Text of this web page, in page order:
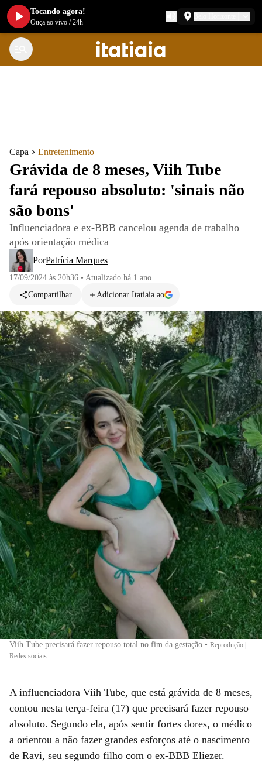
Capa Entretenimento
Grávida de 8 meses, Viih Tube
fará repouso absoluto: 'sinais não
são bons'
Influenciadora e ex-BBB cancelou agenda de trabalho
após orientação médica
PorPatrícia Marques
17/09/2024 às 20h36 • Atualizado há 1 ano
Compartilhar
Adicionar Itatiaia ao
Viih Tube precisará fazer repouso total no fim da gestação • Reprodução |
Redes sociais
A influenciadora Viih Tube, que está grávida de 8 meses,
contou nesta terça-feira (17) que precisará fazer repouso
absoluto. Segundo ela, após sentir fortes dores, o médico
a orientou a não fazer grandes esforços até o nascimento
de Ravi, seu segundo filho com o ex-BBB Eliezer.
Tocando agora!
Ouça ao vivo /24h